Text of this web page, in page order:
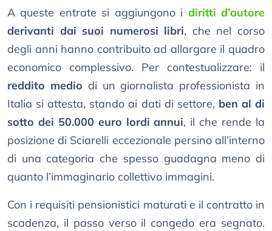
A queste entrate si aggiungono i diritti d’autore
derivanti dai suoi numerosi libri, che nel corso
degli anni hanno contribuito ad allargare il quadro
economico complessivo. Per contestualizzare: il
reddito medio di un giornalista professionista in
Italia si attesta, stando ai dati di settore, ben al di
sotto dei 50.000 euro lordi annui, il che rende la
posizione di Sciarelli eccezionale persino all’interno
di una categoria che spesso guadagna meno di
quanto l’immaginario collettivo immagini.
Con i requisiti pensionistici maturati e il contratto in
scadenza, il passo verso il congedo era segnato.